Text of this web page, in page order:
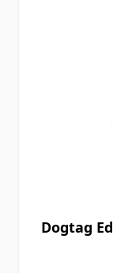
Dogtag